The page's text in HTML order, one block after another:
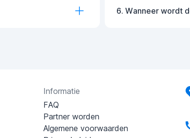
6. Wanneer wordt
Informatie
FAQ
Partner worden
Algemene voorwaarden